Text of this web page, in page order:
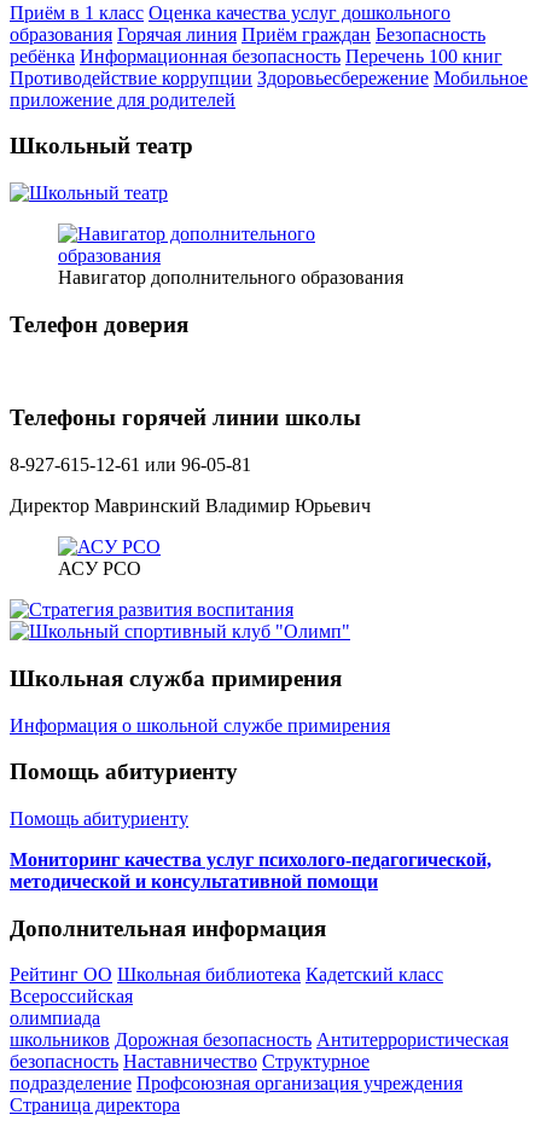
Приём в 1 класс Оценка качества услуг дошкольного
образования Горячая линия Приём граждан Безопасность
ребёнка Информационная безопасность Перечень 100 книг
Противодействие коррупции Здоровьесбережение Мобильное
приложение для родителей
Школьный театр
Навигатор дополнительного образования
Телефон доверия
Телефоны горячей линии школы
8-927-615-12-61 или 96-05-81
Директор Мавринский Владимир Юрьевич
АСУ РСО
Школьная служба примирения
Информация о школьной службе примирения
Помощь абитуриенту
Помощь абитуриенту
Мониторинг качества услуг психолого-педагогической,
методической и консультативной помощи
Дополнительная информация
Рейтинг ОО Школьная библиотека Кадетский класс
Всероссийская
олимпиада
школьников Дорожная безопасность Антитеррористическая
безопасность Наставничество Структурное
подразделение Профсоюзная организация учреждения
Страница директора